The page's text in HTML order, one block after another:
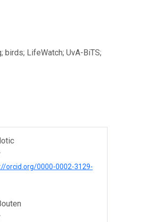
birds; LifeWatch; UvA-BiTS;
orcid.org/0000-0002-3129-